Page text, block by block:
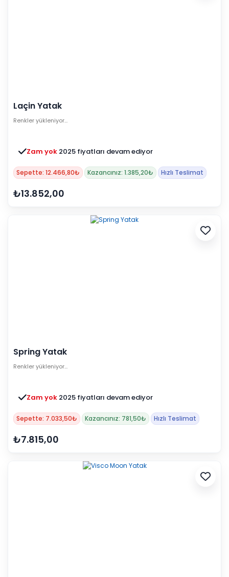
Laçin Yatak
Renkler yükleniyor…
Zam yok 2025 fiyatları devam ediyor
Sepette: 12.466,80₺ Kazancınız: 1.385,20₺ Hızlı Teslimat
₺13.852,00
Spring Yatak
Renkler yükleniyor…
Zam yok 2025 fiyatları devam ediyor
Sepette: 7.033,50₺ Kazancınız: 781,50₺ Hızlı Teslimat
₺7.815,00